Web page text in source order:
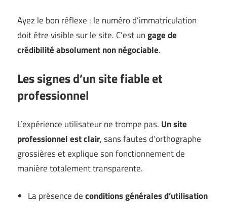
Ayez le bon réflexe : le numéro d’immatriculation
doit être visible sur le site. C’est ungage de
crédibilité absolument non négociable.
Les signes d’un site fiable et
professionnel
L’expérience utilisateur ne trompe pas. Un site
professionnel est clair, sans fautes d’orthographe
grossières et explique son fonctionnement de
manière totalement transparente.
La présence deconditions générales d’utilisation